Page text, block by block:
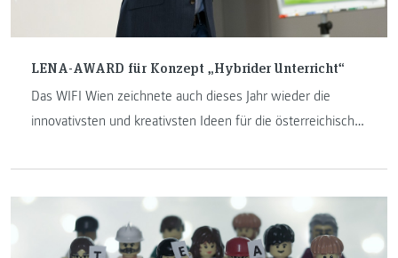
LENA-AWARD für Konzept „Hybrider Unterricht“
Das WIFI Wien zeichnete auch dieses Jahr wieder die
innovativsten und kreativsten Ideen für die österreichische
sind wir, dass den LENA-AWARD Mag. Sayd Ali, MA,
gewonnen hat, welcher nebenberuflicher Lehrender am
Institut Internet-Technologien & -Anwendungen ist.